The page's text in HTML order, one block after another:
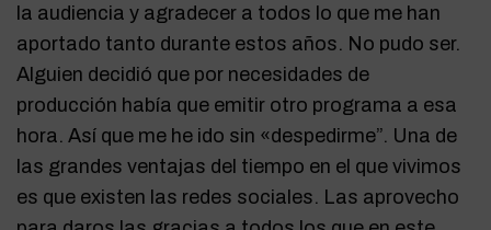
la audiencia y agradecer a todos lo que me han
aportado tanto durante estos años. No pudo ser.
Alguien decidió que por necesidades de
producción había que emitir otro programa a esa
hora. Así que me he ido sin «despedirme”. Una de
las grandes ventajas del tiempo en el que vivimos
es que existen las redes sociales. Las aprovecho